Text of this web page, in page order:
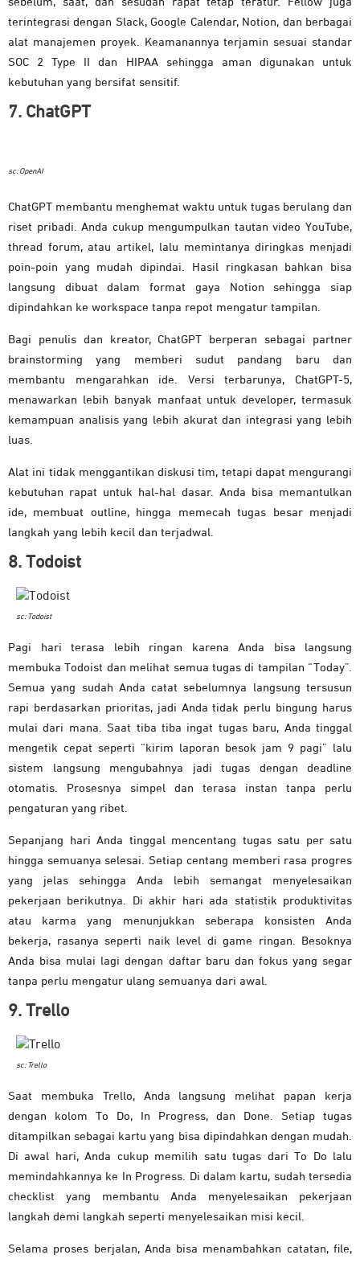
terintegrasi dengan Slack, Google Calendar, Notion, dan berbagai
alat manajemen proyek. Keamanannya terjamin sesuai standar
SOC 2 Type II dan HIPAA sehingga aman digunakan untuk
kebutuhan yang bersifat sensitif.
7. ChatGPT
sc: OpenAI
ChatGPT membantu menghemat waktu untuk tugas berulang dan
riset pribadi. Anda cukup mengumpulkan tautan video YouTube,
thread forum, atau artikel, lalu memintanya diringkas menjadi
poin-poin yang mudah dipindai. Hasil ringkasan bahkan bisa
langsung dibuat dalam format gaya Notion sehingga siap
dipindahkan ke workspace tanpa repot mengatur tampilan.
Bagi penulis dan kreator, ChatGPT berperan sebagai partner
brainstorming yang memberi sudut pandang baru dan
membantu mengarahkan ide. Versi terbarunya, ChatGPT-5,
menawarkan lebih banyak manfaat untuk developer, termasuk
kemampuan analisis yang lebih akurat dan integrasi yang lebih
luas.
Alat ini tidak menggantikan diskusi tim, tetapi dapat mengurangi
kebutuhan rapat untuk hal-hal dasar. Anda bisa memantulkan
ide, membuat outline, hingga memecah tugas besar menjadi
langkah yang lebih kecil dan terjadwal.
8. Todoist
sc: Todoist
Pagi hari terasa lebih ringan karena Anda bisa langsung
membuka Todoist dan melihat semua tugas di tampilan “Today”.
Semua yang sudah Anda catat sebelumnya langsung tersusun
rapi berdasarkan prioritas, jadi Anda tidak perlu bingung harus
mulai dari mana. Saat tiba tiba ingat tugas baru, Anda tinggal
mengetik cepat seperti “kirim laporan besok jam 9 pagi” lalu
sistem langsung mengubahnya jadi tugas dengan deadline
otomatis. Prosesnya simpel dan terasa instan tanpa perlu
pengaturan yang ribet.
Sepanjang hari Anda tinggal mencentang tugas satu per satu
hingga semuanya selesai. Setiap centang memberi rasa progres
yang jelas sehingga Anda lebih semangat menyelesaikan
pekerjaan berikutnya. Di akhir hari ada statistik produktivitas
atau karma yang menunjukkan seberapa konsisten Anda
bekerja, rasanya seperti naik level di game ringan. Besoknya
Anda bisa mulai lagi dengan daftar baru dan fokus yang segar
tanpa perlu mengatur ulang semuanya dari awal.
9. Trello
sc: Trello
Saat membuka Trello, Anda langsung melihat papan kerja
dengan kolom To Do, In Progress, dan Done. Setiap tugas
ditampilkan sebagai kartu yang bisa dipindahkan dengan mudah.
Di awal hari, Anda cukup memilih satu tugas dari To Do lalu
memindahkannya ke In Progress. Di dalam kartu, sudah tersedia
checklist yang membantu Anda menyelesaikan pekerjaan
langkah demi langkah seperti menyelesaikan misi kecil.
Selama proses berjalan, Anda bisa menambahkan catatan, file,